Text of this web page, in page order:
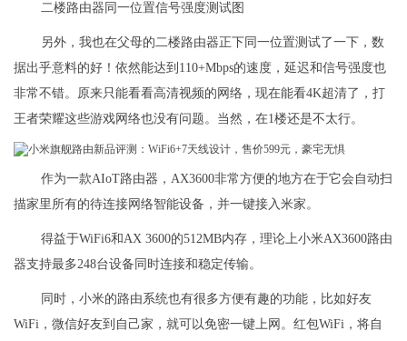
二楼路由器同一位置信号强度测试图
另外，我也在父母的二楼路由器正下同一位置测试了一下，数
据出乎意料的好！依然能达到110+Mbps的速度，延迟和信号强度也
非常不错。原来只能看看高清视频的网络，现在能看4K超清了，打
王者荣耀这些游戏网络也没有问题。当然，在1楼还是不太行。
作为一款AIoT路由器，AX3600非常方便的地方在于它会自动扫
描家里所有的待连接网络智能设备，并一键接入米家。
得益于WiFi6和AX 3600的512MB内存，理论上小米AX3600路由
器支持最多248台设备同时连接和稳定传输。
同时，小米的路由系统也有很多方便有趣的功能，比如好友
WiFi，微信好友到自己家，就可以免密一键上网。红包WiFi，将自